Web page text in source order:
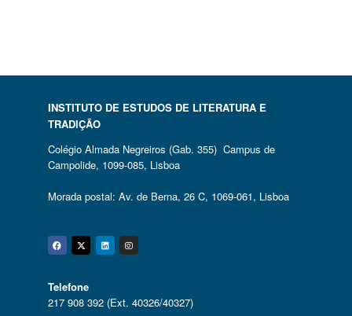
INSTITUTO DE ESTUDOS DE LITERATURA E
TRADIÇÃO
Colégio Almada Negreiros (Gab. 355) Campus de
Campolide, 1099-085, Lisboa
Morada postal: Av. de Berna, 26 C, 1069-061, Lisboa
Facebook
Twitter
Linkedin
Instagram
Telefone
217 908 392 (Ext. 40326/40327)